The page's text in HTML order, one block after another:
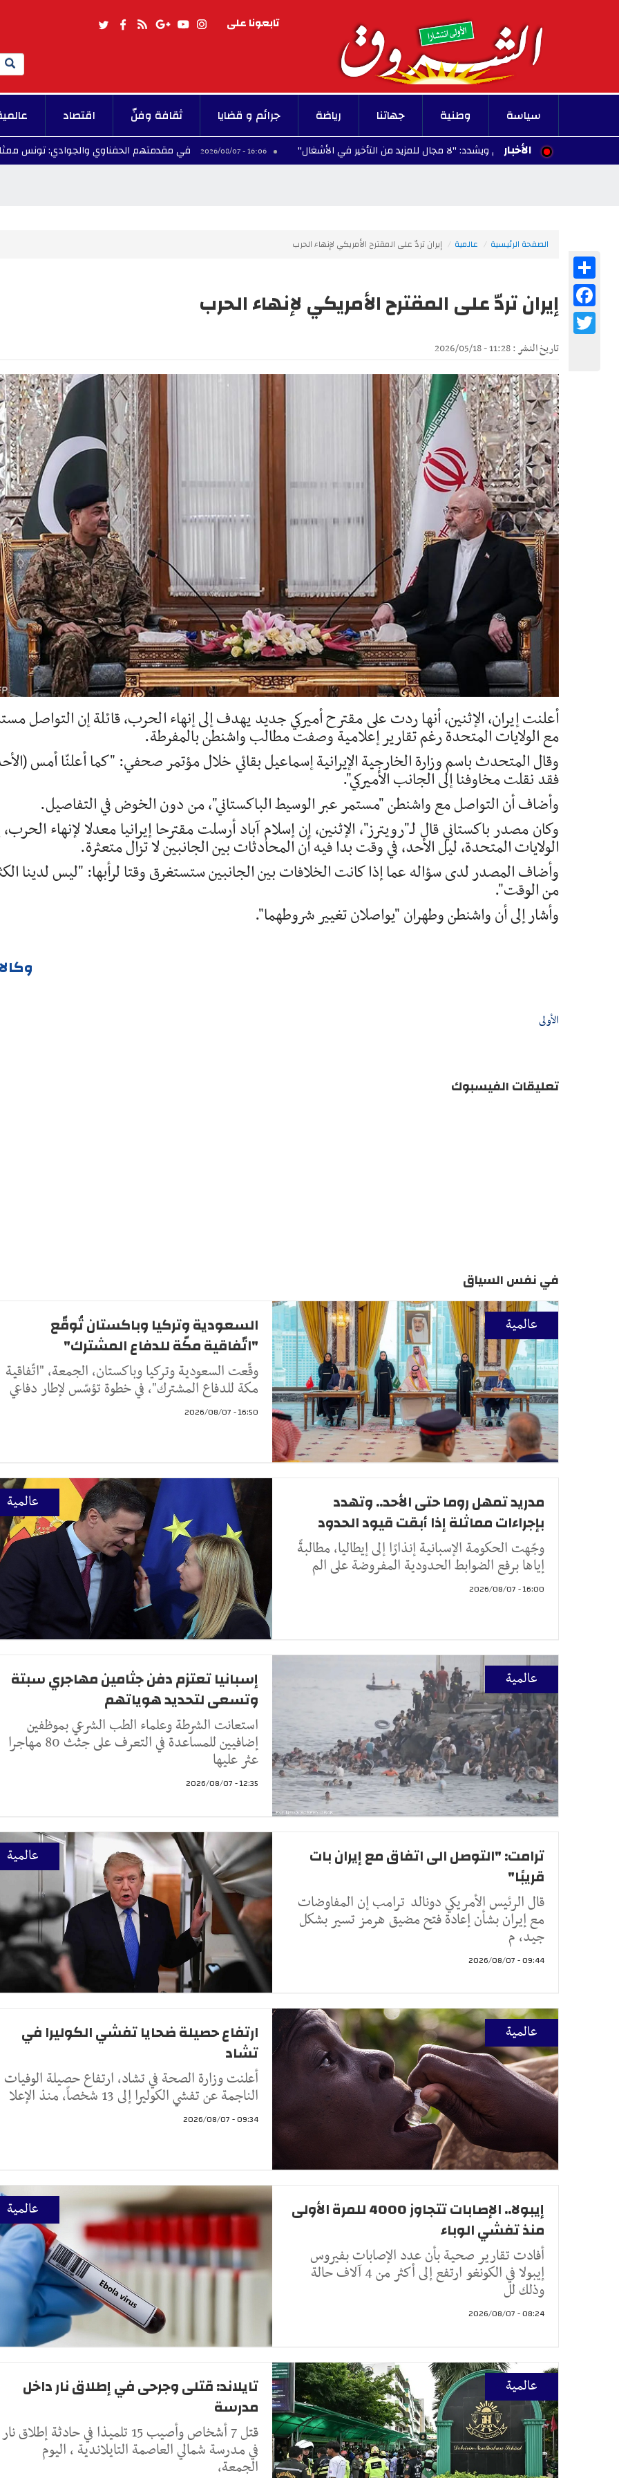
تابعونا على
Search
سياسة وطنية جهاتنا رياضة جرائم و قضايا ثقافة وفنّ اقتصاد
الأخبار
العاصمة الجنوبي ويشدد: "لا مجال للمزيد من التأخير في الأشغال" 16:06 - 2026/08/07 في مقدمتهم الحفناوي والجوادي: تونس ممثلة بـ5 سباحين في الألعاب المتوسطية تارنتو 2026
الصفحة الرئيسية عالمية إيران تردّ على المقترح الأمريكي لإنهاء الحرب
إيران تردّ على المقترح الأمريكي لإنهاء الحرب
تاريخ النشر : 11:28 - 2026/05/18
أعلنت إيران، الإثنين، أنها ردت على مقترح أميركي جديد يهدف إلى إنهاء الحرب، قائلة إن التواصل
مع الولايات المتحدة رغم تقارير إعلامية وصفت مطالب واشنطن بالمفرطة.
وقال المتحدث باسم وزارة الخارجية الإيرانية إسماعيل بقائي خلال مؤتمر صحفي: "كما أعلنّا أمس
فقد نقلت مخاوفنا إلى الجانب الأميركي".
وأضاف أن التواصل مع واشنطن "مستمر عبر الوسيط الباكستاني"، من دون الخوض في التفاصيل.
وكان ⁠مصدر باكستاني قال لـ"رويترز"، الإثنين، إن إسلام آباد أرسلت ‌مقترحا إيرانيا معدلا لإنهاء الحرب،
‌الولايات ‌المتحدة، ليل الأحد، في وقت ‌بدا فيه أن ‌المحادثات ⁠بين الجانبين لا تزال متعثرة.
وأضاف المصدر ⁠لدى ‌سؤاله عما ⁠إذا كانت الخلافات ⁠بين الجانبين ستستغرق وقتا ⁠لرأبها: "ليس لدينا
من الوقت".
وأشار إلى أن واشنطن وطهران "يواصلان تغيير شروطهما".
الأولى
Facebook
Twitter
تعليقات الفيسبوك
في نفس السياق
عالمية
السعودية وتركيا وباكستان تُوقّع
"اتّفاقية مكّة للدفاع المشترك"
وقّعت السعودية وتركيا وباكستان، الجمعة، "اتّفاقية
مكة للدفاع المشترك"، في خطوة تؤسّس لإطار دفاعي
16:50 - 2026/08/07
عالمية
مدريد تمهل روما حتى الأحد.. وتهدد
بإجراءات مماثلة إذا أبقت قيود الحدود
وجّهت الحكومة الإسبانية إنذارًا إلى إيطاليا، مطالبةً
إياها برفع الضوابط الحدودية المفروضة على الم
16:00 - 2026/08/07
عالمية
إسبانيا تعتزم دفن جثامين مهاجري سبتة
وتسعى لتحديد هوياتهم
استعانت الشرطة وعلماء الطب الشرعي بموظفين
إضافيين للمساعدة في التعرف على جثث 80 مهاجرا
عثر عليها
12:35 - 2026/08/07
عالمية
ترامت: "التوصل الى اتفاق مع إيران بات
قريبًا"
قال الرئيس الأمريكي دونالد ترامب إن المفاوضات
مع إيران بشأن إعادة فتح مضيق هرمز تسير بشكل
جيد، م
09:44 - 2026/08/07
عالمية
ارتفاع حصيلة ضحايا تفشي الكوليرا في
تشاد
أعلنت وزارة الصحة في تشاد، ارتفاع حصيلة الوفيات
الناجمة عن تفشي الكوليرا إلى 13 شخصاً، منذ الإعلا
09:34 - 2026/08/07
عالمية
إيبولا.. الإصابات تتجاوز 4000 للمرة الأولى
منذ تفشي الوباء
أفادت تقارير صحية بأن عدد الإصابات بفيروس
إيبولا في الكونغو ارتفع إلى أكثر من 4 آلاف حالة
وذلك لل
08:24 - 2026/08/07
عالمية
تايلاند: قتلى وجرحى في إطلاق نار داخل
مدرسة
قتل 7 أشخاص وأصيب 15 تلميذا في حادثة إطلاق نار
في مدرسة شمالي العاصمة التايلاندية ، اليوم
الجمعة،